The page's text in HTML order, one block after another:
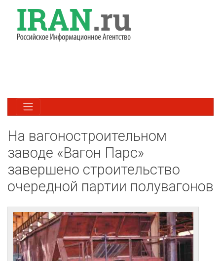
На вагоностроительном
заводе «Вагон Парс»
завершено строительство
очередной партии полувагонов